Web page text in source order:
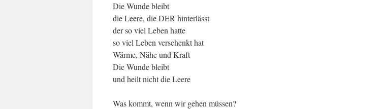
Die Wunde bleibt
die Leere, die DER hinterlässt
der so viel Leben hatte
so viel Leben verschenkt hat
Wärme, Nähe und Kraft
Die Wunde bleibt
und heilt nicht die Leere
Was kommt, wenn wir gehen müssen?